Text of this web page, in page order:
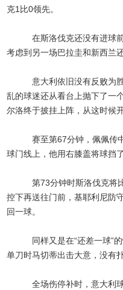
克1比0领先。
在斯洛伐克还没有进球前，
考虑到另一场巴拉圭和新西兰
意大利依旧没有反败为胜的
乱的球迷还从看台上抛下了一
尔洛终于披挂上阵，从这时候
赛至第67分钟，佩佩传中
球门线上，他用右膝盖将球挡了
第73分钟时斯洛伐克将比
控下再送往门前，基耶利尼防
回一球。
同样又是在“还差一球”的情
单刀时马切蒂出击大意，没有
全场伤停补时，意大利球员